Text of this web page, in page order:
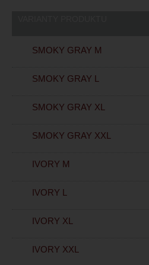
SMOKY GRAY M
SMOKY GRAY L
SMOKY GRAY XL
SMOKY GRAY XXL
IVORY M
IVORY L
IVORY XL
IVORY XXL